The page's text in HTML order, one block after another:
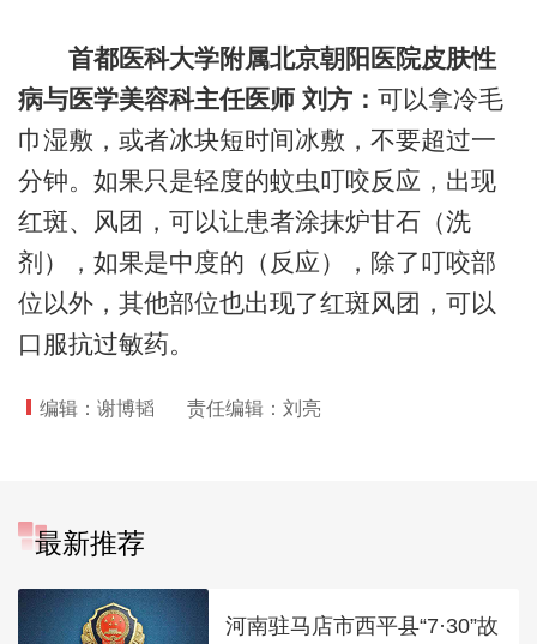
首都医科大学附属北京朝阳医院皮肤性
病与医学美容科主任医师 刘方： 可以拿冷毛
巾湿敷，或者冰块短时间冰敷，不要超过一
分钟。如果只是轻度的蚊虫叮咬反应，出现
红斑、风团，可以让患者涂抹炉甘石（洗
剂），如果是中度的（反应），除了叮咬部
位以外，其他部位也出现了红斑风团，可以
口服抗过敏药。
编辑：谢博韬 责任编辑：刘亮
最新推荐
河南驻马店市西平县“7·30”故